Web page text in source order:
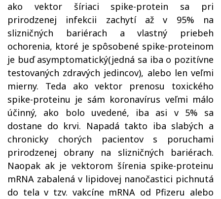
ako vektor šíriaci spike-protein sa pri
prirodzenej infekcii zachytí až v 95% na
slizničných bariérach a vlastný priebeh
ochorenia, ktoré je spôsobené spike-proteinom
je buď asymptomatický(jedná sa iba o pozitívne
testovaných zdravých jedincov), alebo len veľmi
mierny. Teda ako vektor prenosu toxického
spike-proteinu je sám koronavírus veľmi málo
účinný, ako bolo uvedené, iba asi v 5% sa
dostane do krvi. Napadá takto iba slabých a
chronicky chorých pacientov s poruchami
prirodzenej obrany na slizničných bariérach.
Naopak ak je vektorom šírenia spike-proteinu
mRNA zabalená v lipidovej nanočastici pichnutá
do tela v tzv. vakcíne mRNA od Pfizeru alebo